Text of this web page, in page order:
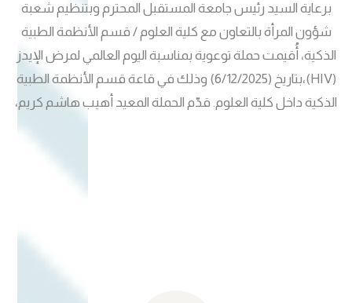
برعاية السيد رئيس جامعة المستقبل المحترم وبتنظيم شعبة
شؤون المرأة بالتعاون مع كلية العلوم / قسم الأنظمة الطبية
الذكية، أُقيمت حملة توعوية بمناسبة اليوم العالمي لمرض الإيدز
(HIV)،بتاريخ (6/12/2025) وذلك في قاعة قسم الأنظمة الطبية
الذكية داخل كلية العلوم. قدّم الحملة المعيد أهيب هاشم كريم،
هذه الفعالية ضمن جهود شعبة شؤون المرأة في دعم الصحة